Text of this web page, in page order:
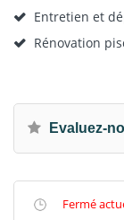
Entretien et
Rénovation
Evaluez-
Fermé